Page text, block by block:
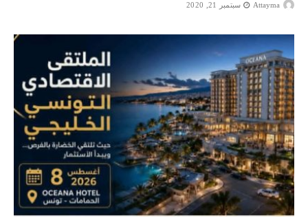
Attayma سبتمبر 21, 2020